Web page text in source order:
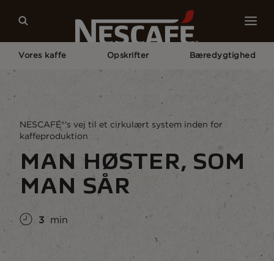
Vores kaffe Opskrifter Bæredygtighed
NESCAFÉ®'s Vej Til Et Cirkulært System Inden For
Kaffeproduktion
NESCAFÉ®'s vej til et cirkulært system inden for
kaffeproduktion
MAN HØSTER, SOM
MAN SÅR
3 min